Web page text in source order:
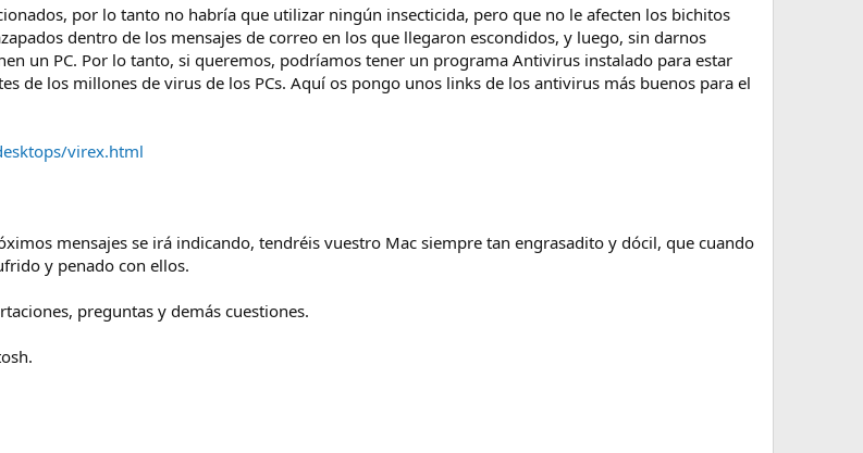
por lo tanto no habría que utilizar ningún insecticida, pero que no le afecten los bichitos
dentro de los mensajes de correo en los que llegaron escondidos, y luego, sin darnos
un PC. Por lo tanto, si queremos, podríamos tener un programa Antivirus instalado para estar
de los millones de virus de los PCs. Aquí os pongo unos links de los antivirus más buenos para el
virex.html
mensajes se irá indicando, tendréis vuestro Mac siempre tan engrasadito y dócil, que cuando
y penado con ellos.
preguntas y demás cuestiones.